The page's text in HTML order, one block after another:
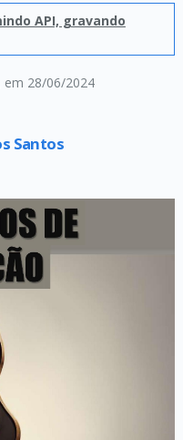
em 28/06/2024
API, gravando
Santos